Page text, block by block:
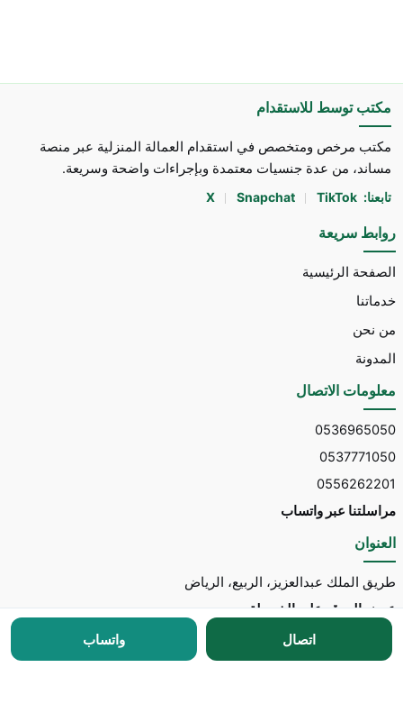
مكتب توسط للاستقدام
مكتب مرخص ومتخصص في استقدام العمالة المنزلية عبر منصة
مساند، من عدة جنسيات معتمدة وبإجراءات واضحة وسريعة.
تابعنا: X Snapchat TikTok
روابط سريعة
الصفحة الرئيسية
خدماتنا
من نحن
المدونة
معلومات الاتصال
0536965050
0537771050
0556262201
مراسلتنا عبر واتساب
العنوان
طريق الملك عبدالعزيز، الربيع، الرياض
عرض الموقع على الخريطة
مكتب توسط للاستقدام
اتصال واتساب